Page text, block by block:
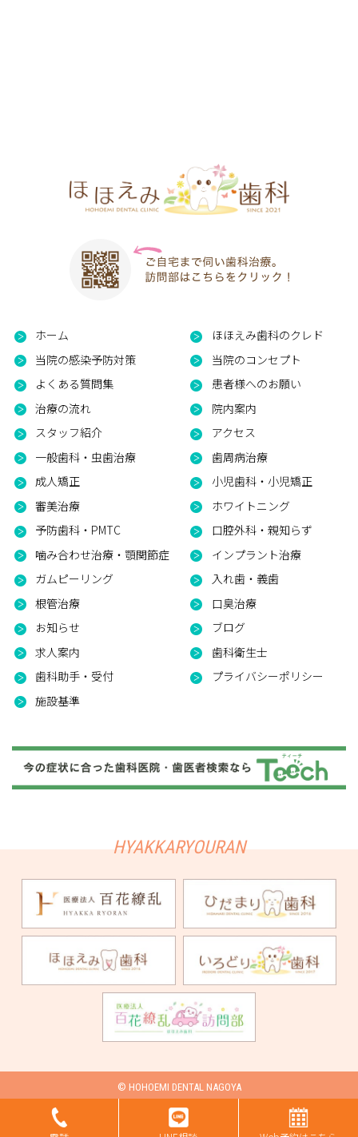
ホーム
ほほえみ歯科のクレド
当院の感染予防対策
当院のコンセプト
よくある質問集
患者様へのお願い
治療の流れ
院内案内
スタッフ紹介
アクセス
一般歯科・虫歯治療
歯周病治療
成人矯正
小児歯科・小児矯正
審美治療
ホワイトニング
予防歯科・PMTC
口腔外科・親知らず
噛み合わせ治療・顎関節症
インプラント治療
ガムピーリング
入れ歯・義歯
根管治療
口臭治療
お知らせ
ブログ
求人案内
歯科衛生士
歯科助手・受付
プライバシーポリシー
施設基準
© HOHOEMI DENTAL NAGOYA